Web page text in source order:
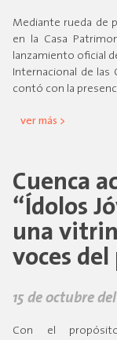
Mediante rueda de
en la Casa
lanzamiento oficial
Internacional de las
contó con la
ver más >
Cuenca
“Ídolos
una
voces del
15 de octubre
Con el